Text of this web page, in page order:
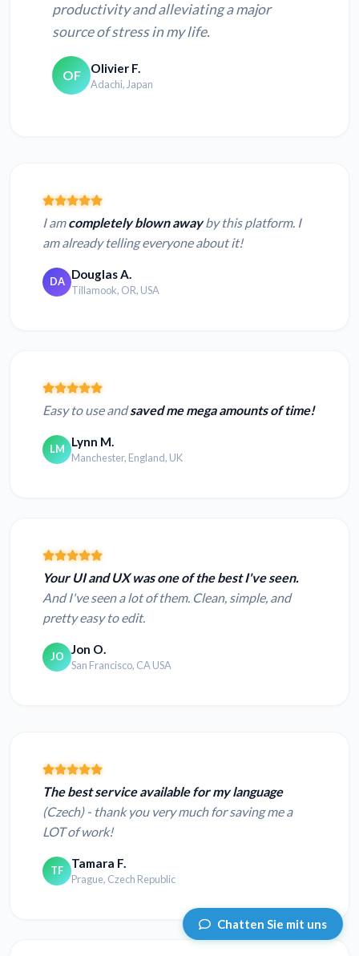
productivity and alleviating a major
source of stress in my life.
OF Olivier F.
Adachi, Japan
I amcompletely blown awayby this platform. I
am already telling everyone about it!
DA Douglas A.
Tillamook, OR, USA
Easy to use andsaved me mega amounts of time!
LM Lynn M.
Manchester, England, UK
Your UI and UX was one of the best I've seen.
And I've seen a lot of them. Clean, simple, and
pretty easy to edit.
JO Jon O.
San Francisco, CA USA
The best service available for my language
(Czech) - thank you very much for saving me a
LOT of work!
TF Tamara F.
Prague, Czech Republic
Chatten Sie mit uns